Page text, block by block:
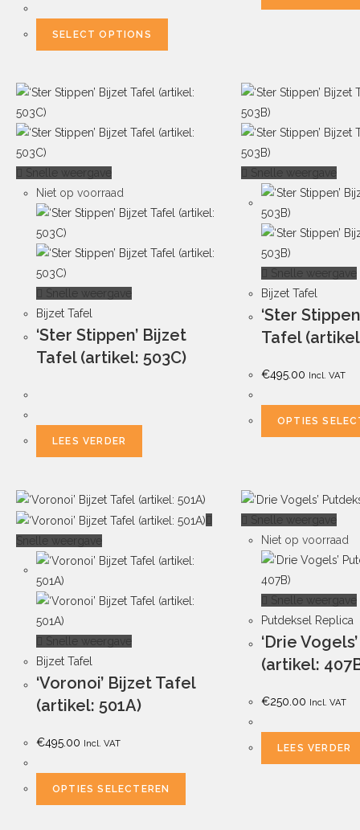
SELECT OPTIONS
Snelle weergave
Niet op voorraad
Snelle weergave
Bijzet Tafel
‘Ster Stippen’ Bijzet
Tafel (artikel: 503C)
LEES VERDER
Snelle weergave
Snelle weergave
Bijzet Tafel
‘Ster
Tafel
€495.00 Incl. VAT
OPTIES
Snelle weergave
Snelle weergave
Bijzet Tafel
‘Voronoi’ Bijzet Tafel
(artikel: 501A)
€495.00 Incl. VAT
OPTIES SELECTEREN
Snelle weergave
Niet op voorraad
Snelle weergave
Putdeksel Replica
‘Drie
(artikel:
€250.00 Incl. VAT
LEES VERDER